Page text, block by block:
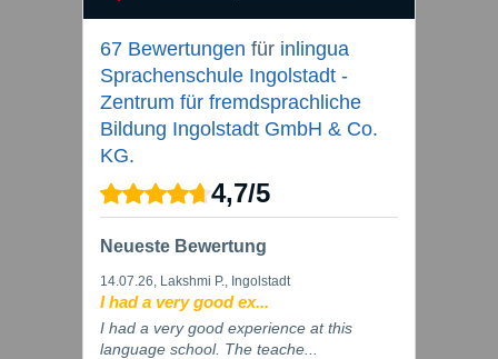
67 Bewertungen für inlingua
Sprachenschule Ingolstadt -
Zentrum für fremdsprachliche
Bildung Ingolstadt GmbH & Co.
KG.
4,7/5
Neueste Bewertung
14.07.26, Lakshmi P., Ingolstadt
I had a very good ex...
I had a very good experience at this
language school. The teache...